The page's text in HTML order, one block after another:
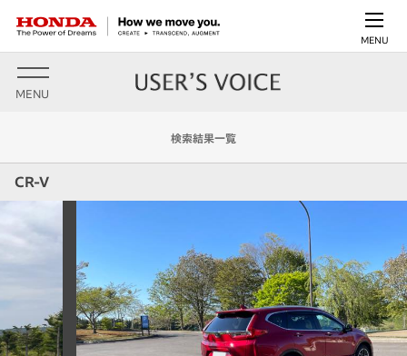
MENU
MENU
検索結果一覧
CR-V